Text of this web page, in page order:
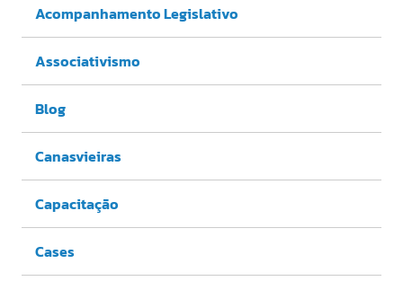
Acompanhamento Legislativo
Associativismo
Blog
Canasvieiras
Capacitação
Cases